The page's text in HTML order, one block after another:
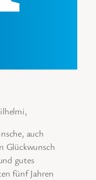
auch
Glückwunsch
gutes
fünf Jahren